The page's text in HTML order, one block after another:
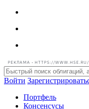
РЕКЛАМА • HTTPS://WWW.HSE.RU/